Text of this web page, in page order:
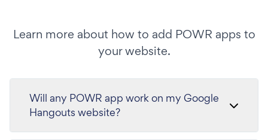
Learn more about how to add POWR apps to
your website.
Will any POWR app work on my Google
Hangouts website?